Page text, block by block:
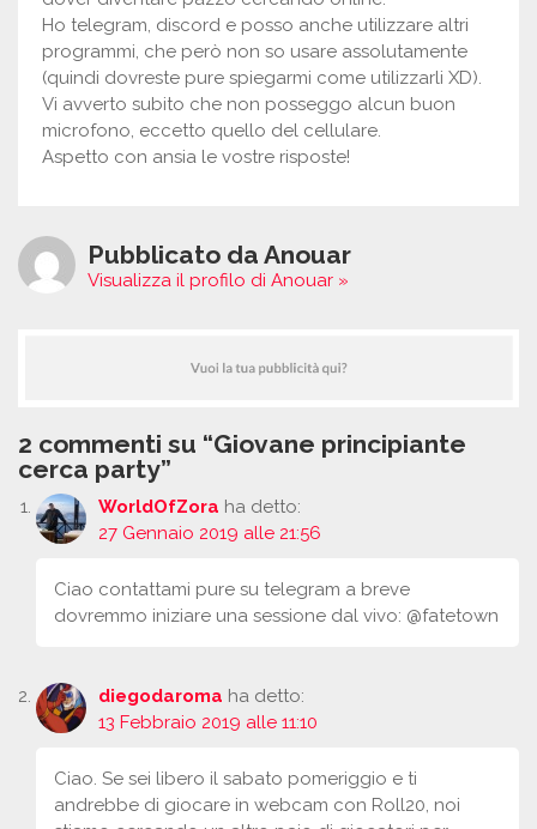
Ho telegram, discord e posso anche utilizzare altri
programmi, che però non so usare assolutamente
(quindi dovreste pure spiegarmi come utilizzarli XD).
Vi avverto subito che non posseggo alcun buon
microfono, eccetto quello del cellulare.
Aspetto con ansia le vostre risposte!
Pubblicato da Anouar
Visualizza il profilo di Anouar »
2 commenti su “Giovane principiante
cerca party”
WorldOfZora ha detto:
27 Gennaio 2019 alle 21:56
Ciao contattami pure su telegram a breve
dovremmo iniziare una sessione dal vivo: @fatetown
diegodaroma ha detto:
13 Febbraio 2019 alle 11:10
Ciao. Se sei libero il sabato pomeriggio e ti
andrebbe di giocare in webcam con Roll20, noi